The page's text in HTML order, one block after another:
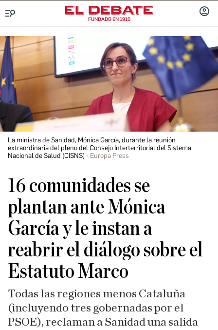
FUNDADO EN 1910
La ministra de Sanidad, Mónica García, durante la reunión
extraordinaria del pleno del Consejo Interterritorial del Sistema
Nacional de Salud (CISNS)
Europa Press
16 comunidades se
plantan ante Mónica
García y le instan a
reabrir el diálogo sobre el
Estatuto Marco
Todas las regiones menos Cataluña
(incluyendo tres gobernadas por el
PSOE), reclaman a Sanidad una salida